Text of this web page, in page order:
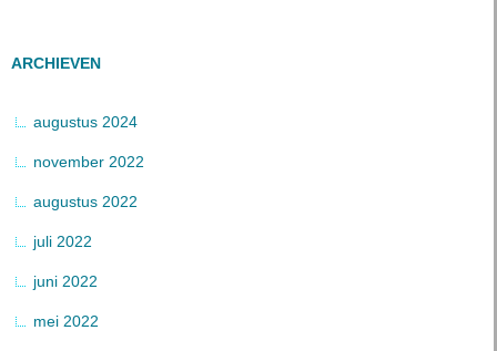
ARCHIEVEN
augustus 2024
november 2022
augustus 2022
juli 2022
juni 2022
mei 2022